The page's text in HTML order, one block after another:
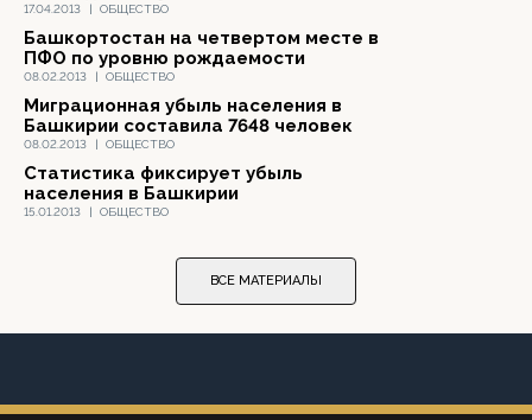
17.04.2013 | ОБЩЕСТВО
08.02.2013 | ОБЩЕСТВО
Башкортостан на четвертом месте в
ПФО по уровню рождаемости
08.02.2013 | ОБЩЕСТВО
Миграционная убыль населения в
Башкирии составила 7648 человек
15.01.2013 | ОБЩЕСТВО
Статистика фиксирует убыль
населения в Башкирии
ВСЕ МАТЕРИАЛЫ